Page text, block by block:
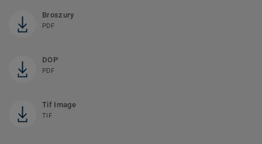
Broszury
PDF
DOP
PDF
Tif Image
TIF